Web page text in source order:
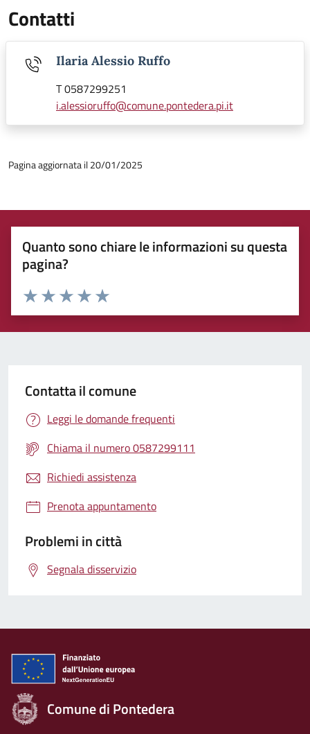
Contatti
Ilaria Alessio Ruffo
T 0587299251
i.alessioruffo@comune.pontedera.pi.it
Pagina aggiornata il 20/01/2025
Quanto sono chiare le informazioni su questa
pagina?
Rating:
Valuta 5 stelle su 5
Valuta 4 stelle su 5
Valuta 3 stelle su 5
Valuta 2 stelle su 5
Valuta 1 stelle su 5
Contatta il comune
Leggi le domande frequenti
Chiama il numero 0587299111
Richiedi assistenza
Prenota appuntamento
Problemi in città
Segnala disservizio
Comune di Pontedera